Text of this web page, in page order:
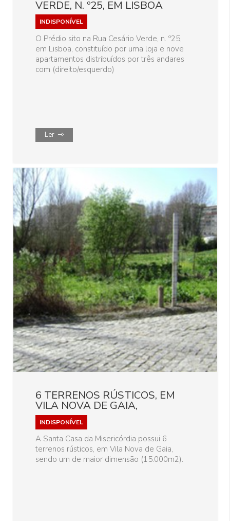
VERDE, N. º25, EM LISBOA
INDISPONÍVEL
O Prédio sito na Rua Cesário Verde, n. º25,
em Lisboa, constituído por uma loja e nove
apartamentos distribuídos por três andares
com (direito/esquerdo)
Ler
6 TERRENOS RÚSTICOS, EM
VILA NOVA DE GAIA,
INDISPONÍVEL
A Santa Casa da Misericórdia possui 6
terrenos rústicos, em Vila Nova de Gaia,
sendo um de maior dimensão (15.000m2).